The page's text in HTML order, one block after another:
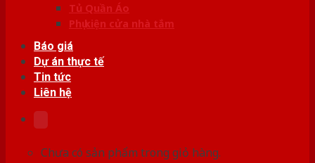
Tủ Quần Áo
Phụ kiện cửa nhà tắm
Báo giá
Dự án thực tế
Tin tức
Liên hệ
Chưa có sản phẩm trong giỏ hàng.